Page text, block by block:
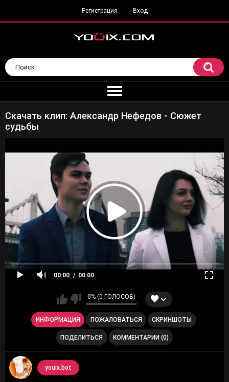
Регистрация Вход
Скачать клип: Александр Нефедов - Сюжет
судьбы
00:00 00:00
0% (0 ГОЛОСОВ)
ИНФОРМАЦИЯ ПОЖАЛОВАТЬСЯ СКРИНШОТЫ
ПОДЕЛИТЬСЯ КОММЕНТАРИИ (0)
youix.bot